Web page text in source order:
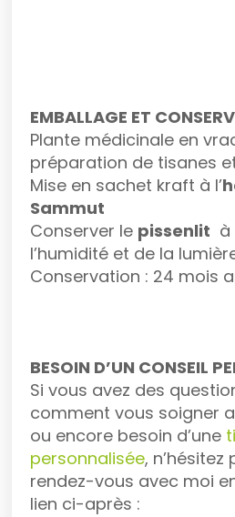
EMBALLAGE ET
Plante médicinale en
préparation de tisanes
Mise en sachet kraft à l’
Sammut
Conserver le pissenlit à
l’humidité et de la
Conservation : 24 mois
BESOIN D’UN CONSEIL
Si vous avez des
comment vous soigner
ou encore besoin d’une
personnalisée,
rendez-vous avec moi
lien ci-après :